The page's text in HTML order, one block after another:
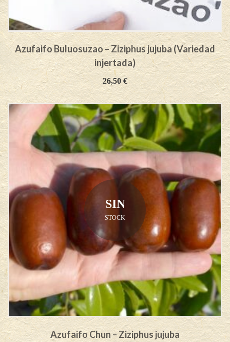
Azufaifo Buluosuzao – Ziziphus jujuba (Variedad
injertada)
26,50 €
SIN
STOCK
Azufaifo Chun – Ziziphus jujuba